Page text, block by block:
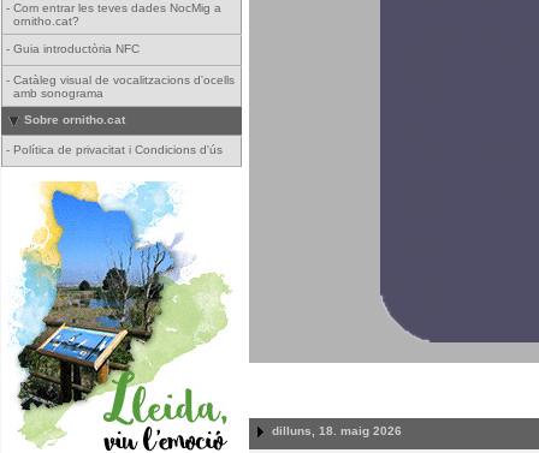
- Com entrar les teves dades NocMig a
ornitho.cat?
- Guia introductòria NFC
- Catàleg visual de vocalitzacions d'ocells
amb sonograma
Sobre ornitho.cat
- Política de privacitat i Condicions d'ús
dilluns, 18. maig 2026